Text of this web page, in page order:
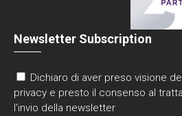
Newsletter Subscription
Dichiaro di aver preso visione
privacy e presto il consenso al
l'invio della newsletter